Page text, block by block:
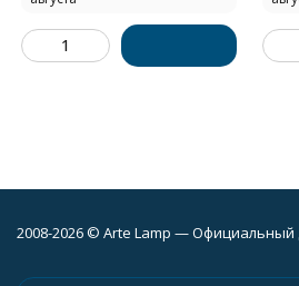
2008-2026 © Arte Lamp — Официальный